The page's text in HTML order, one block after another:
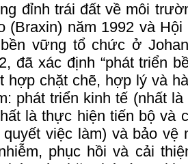
đỉnh trái đất về môi
(Braxin) năm 1992 và
vững tổ chức ở
đã xác định “phát triển
hợp chặt chẽ, hợp lý và
phát triển kinh tế (nhất
là thực hiện tiến bộ và
quyết việc làm) và bảo
phục hồi và cải